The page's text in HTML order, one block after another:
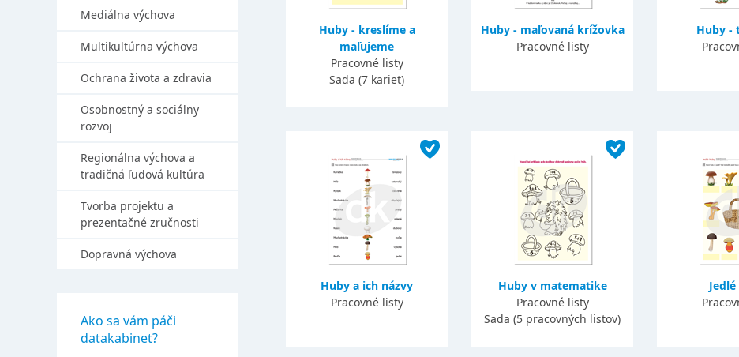
Huby - kreslíme a
maľujeme
Pracovné listy
Sada (7 kariet)
Huby - maľovaná krížovka
Pracovné listy
Huby -
Huby a ich názvy
Pracovné listy
Huby v matematike
Pracovné listy
Sada (5 pracovných listov)
Mediálna výchova
Multikultúrna výchova
Ochrana života a zdravia
Osobnostný a sociálny
rozvoj
Regionálna výchova a
tradičná ľudová kultúra
Tvorba projektu a
prezentačné zručnosti
Dopravná výchova
Ako sa vám páči
datakabinet?